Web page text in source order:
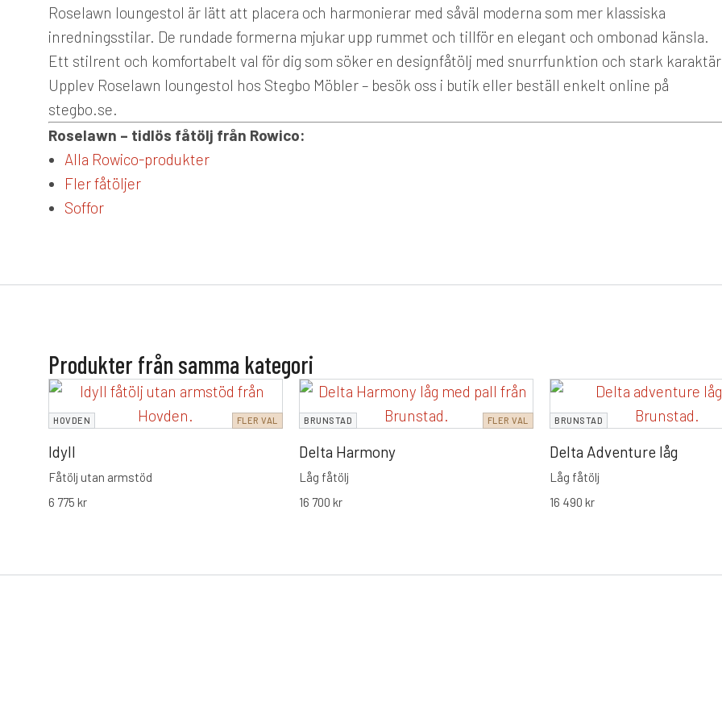
Roselawn loungestol är lätt att placera och harmonierar med såväl moderna som mer klassiska
inredningsstilar. De rundade formerna mjukar upp rummet och tillför en elegant och ombonad känsla.
Ett stilrent och komfortabelt val för dig som söker en designfåtölj med snurrfunktion och stark
Upplev Roselawn loungestol hos Stegbo Möbler – besök oss i butik eller beställ enkelt online på
stegbo.se.
Roselawn – tidlös fåtölj från Rowico:
Alla Rowico-produkter
Fler fåtöljer
Soffor
Produkter från samma kategori
HOVDEN FLER VAL
Idyll
Fåtölj utan armstöd
6 775 kr
BRUNSTAD FLER VAL
Delta Harmony
Låg fåtölj
16 700 kr
BRUNSTAD
Delta Adventure låg
Låg fåtölj
16 490 kr